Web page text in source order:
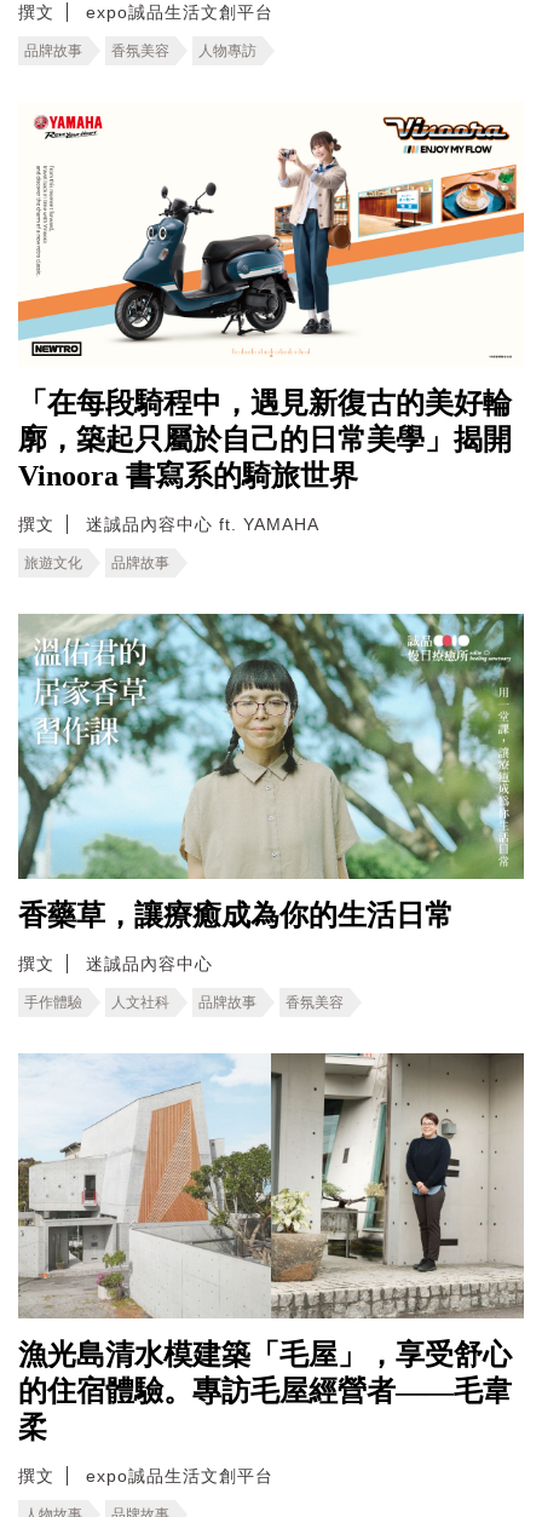
撰文 expo誠品生活文創平台
品牌故事 香氛美容 人物專訪
「在每段騎程中，遇見新復古的美好輪
廓，築起只屬於自己的日常美學」揭開
Vinoora 書寫系的騎旅世界
撰文 迷誠品內容中心 ft. YAMAHA
旅遊文化 品牌故事
香藥草，讓療癒成為你的生活日常
撰文 迷誠品內容中心
手作體驗 人文社科 品牌故事 香氛美容
漁光島清水模建築「毛屋」，享受舒心
的住宿體驗。專訪毛屋經營者——毛韋
柔
撰文 expo誠品生活文創平台